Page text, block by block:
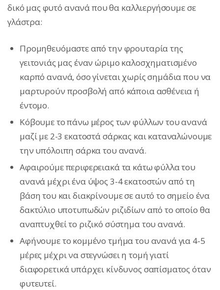
δικό μας φυτό ανανά που θα καλλιεργήσουμε σε
γλάστρα:
Προμηθευόμαστε από την φρουταρία της
γειτονιάς μας έναν ώριμο καλοσχηματισμένο
καρπό ανανά, όσο γίνεται χωρίς σημάδια που να
μαρτυρούν προσβολή από κάποια ασθένεια ή
έντομο.
Κόβουμε το πάνω μέρος των φύλλων του ανανά
μαζί με 2-3 εκατοστά σάρκας και καταναλώνουμε
την υπόλοιπη σάρκα του ανανά.
Αφαιρούμε περιφερειακά τα κάτω φύλλα του
ανανά μέχρι ένα ύψος 3-4 εκατοστών από τη
βάση του και διακρίνουμε σε αυτό το σημείο ένα
δακτύλιο υποτυπωδών ριζιδίων από το οποίο θα
αναπτυχθεί το ριζικό σύστημα του ανανά.
Aφήνουμε το κομμένο τμήμα του ανανά για 4-5
μέρες μέχρι να στεγνώσει η τομή γιατί
διαφορετικά υπάρχει κίνδυνος σαπίσματος όταν
φυτευτεί.